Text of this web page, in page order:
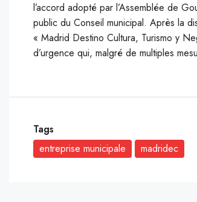
l’accord adopté par l’Assemblée de
public du Conseil municipal. Après la
« Madrid Destino Cultura, Turismo y
d’urgence qui, malgré de multiples
Tags
entreprise municipale
madridec